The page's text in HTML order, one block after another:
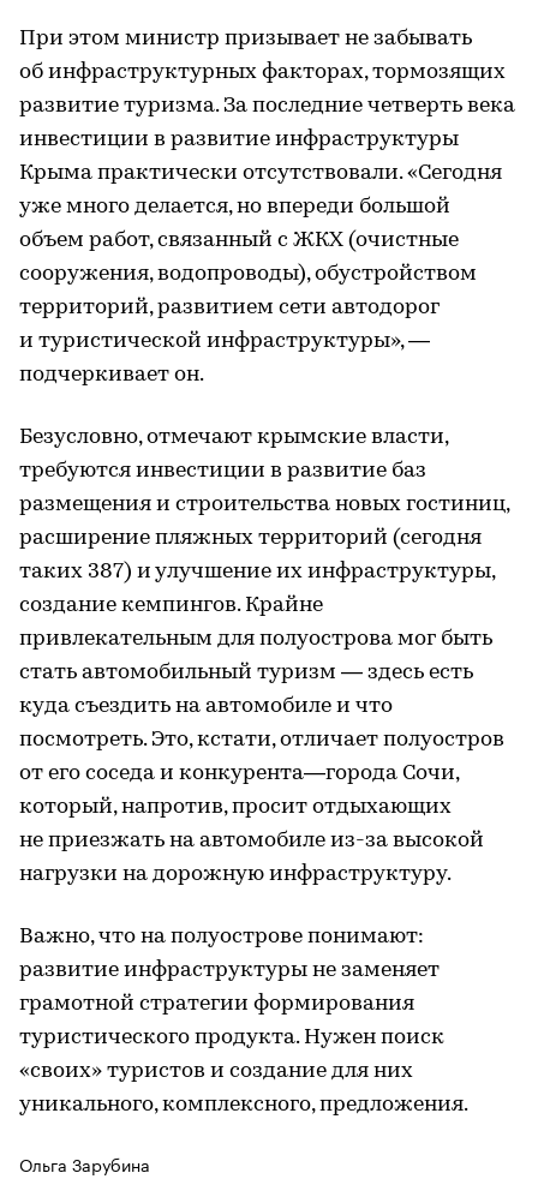
При этом министр призывает не забывать
об инфраструктурных факторах, тормозящих
развитие туризма. За последние четверть века
инвестиции в развитие инфраструктуры
Крыма практически отсутствовали. «Сегодня
уже много делается, но впереди большой
объем работ, связанный с ЖКХ (очистные
сооружения, водопроводы), обустройством
территорий, развитием сети автодорог
и туристической инфраструктуры», —
подчеркивает он.
Безусловно, отмечают крымские власти,
требуются инвестиции в развитие баз
размещения и строительства новых гостиниц,
расширение пляжных территорий (сегодня
таких 387) и улучшение их инфраструктуры,
создание кемпингов. Крайне
привлекательным для полуострова мог быть
стать автомобильный туризм — здесь есть
куда съездить на автомобиле и что
посмотреть. Это, кстати, отличает полуостров
от его соседа и конкурента—города Сочи,
который, напротив, просит отдыхающих
не приезжать на автомобиле из-за высокой
нагрузки на дорожную инфраструктуру.
Важно, что на полуострове понимают:
развитие инфраструктуры не заменяет
грамотной стратегии формирования
туристического продукта. Нужен поиск
«своих» туристов и создание для них
уникального, комплексного, предложения.
Ольга Зарубина